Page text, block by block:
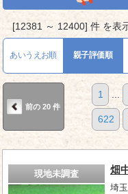
[12381 ～ 12400] 件 を表
あいうえお順 親子評価順
前の 20 件
1 ...
622
現地未調査 畑
埼